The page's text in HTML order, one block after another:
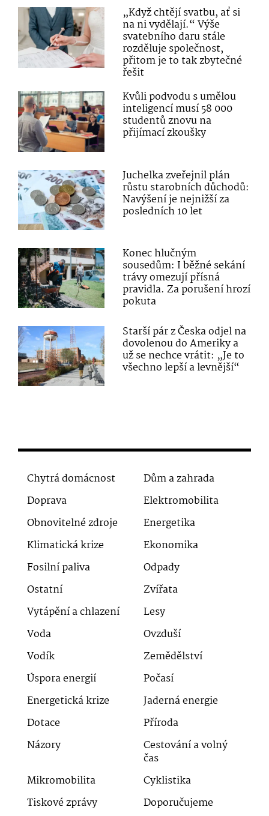
„Když chtějí svatbu, ať si
na ni vydělají.“ Výše
svatebního daru stále
rozděluje společnost,
přitom je to tak zbytečné
řešit
Kvůli podvodu s umělou
inteligencí musí 58 000
studentů znovu na
přijímací zkoušky
Juchelka zveřejnil plán
růstu starobních důchodů:
Navýšení je nejnižší za
posledních 10 let
Konec hlučným
sousedům: I běžné sekání
trávy omezují přísná
pravidla. Za porušení hrozí
pokuta
Starší pár z Česka odjel na
dovolenou do Ameriky a
už se nechce vrátit: „Je to
všechno lepší a levnější“
Chytrá domácnost
Dům a zahrada
Doprava
Elektromobilita
Obnovitelné zdroje
Energetika
Klimatická krize
Ekonomika
Fosilní paliva
Odpady
Ostatní
Zvířata
Vytápění a chlazení
Lesy
Voda
Ovzduší
Vodík
Zemědělství
Úspora energií
Počasí
Energetická krize
Jaderná energie
Dotace
Příroda
Názory
Cestování a volný
čas
Mikromobilita
Cyklistika
Tiskové zprávy
Doporučujeme